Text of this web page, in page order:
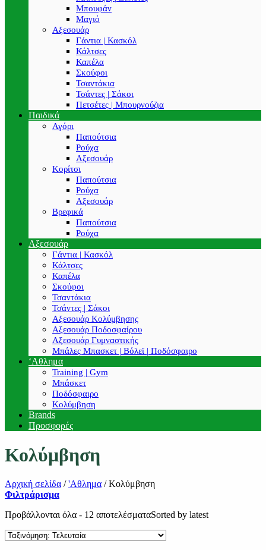
Μπουφάν
Μαγιό
Αξεσουάρ
Γάντια | Κασκόλ
Κάλτσες
Καπέλα
Σκούφοι
Τσαντάκια
Τσάντες | Σάκοι
Πετσέτες | Μπουρνούζια
Παιδικά
Αγόρι
Παπούτσια
Ρούχα
Αξεσουάρ
Κορίτσι
Παπούτσια
Ρούχα
Αξεσουάρ
Βρεφικά
Παπούτσια
Ρούχα
Αξεσουάρ
Γάντια | Κασκόλ
Κάλτσες
Καπέλα
Σκούφοι
Τσαντάκια
Τσάντες | Σάκοι
Αξεσουάρ Κολύμβησης
Αξεσουάρ Ποδοσφαίρου
Αξεσουάρ Γυμναστικής
Μπάλες Μπασκετ | Βόλεϊ | Ποδόσφαιρο
‘Αθλημα
Training | Gym
Μπάσκετ
Ποδόσφαιρο
Κολύμβηση
Brands
Προσφορές
Κολύμβηση
Αρχική σελίδα / 'Αθλημα /Κολύμβηση
Φιλτράρισμα
Προβάλλονται όλα - 12 αποτελέσματαSorted by latest